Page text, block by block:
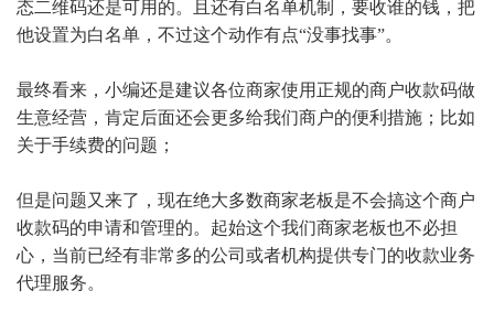
态二维码还是可用的。且还有白名单机制，要收谁的钱，把
他设置为白名单，不过这个动作有点“没事找事”。
最终看来，小编还是建议各位商家使用正规的商户收款码做
生意经营，肯定后面还会更多给我们商户的便利措施；比如
关于手续费的问题；
但是问题又来了，现在绝大多数商家老板是不会搞这个商户
收款码的申请和管理的。起始这个我们商家老板也不必担
心，当前已经有非常多的公司或者机构提供专门的收款业务
代理服务。